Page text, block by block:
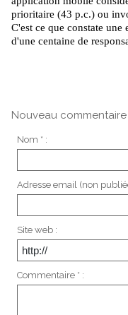
prioritaire (43 p.c.) ou
C'est ce que constate une
d'une centaine de
Nouveau commentaire
Nom * :
Adresse email (non
Site web :
Commentaire * :